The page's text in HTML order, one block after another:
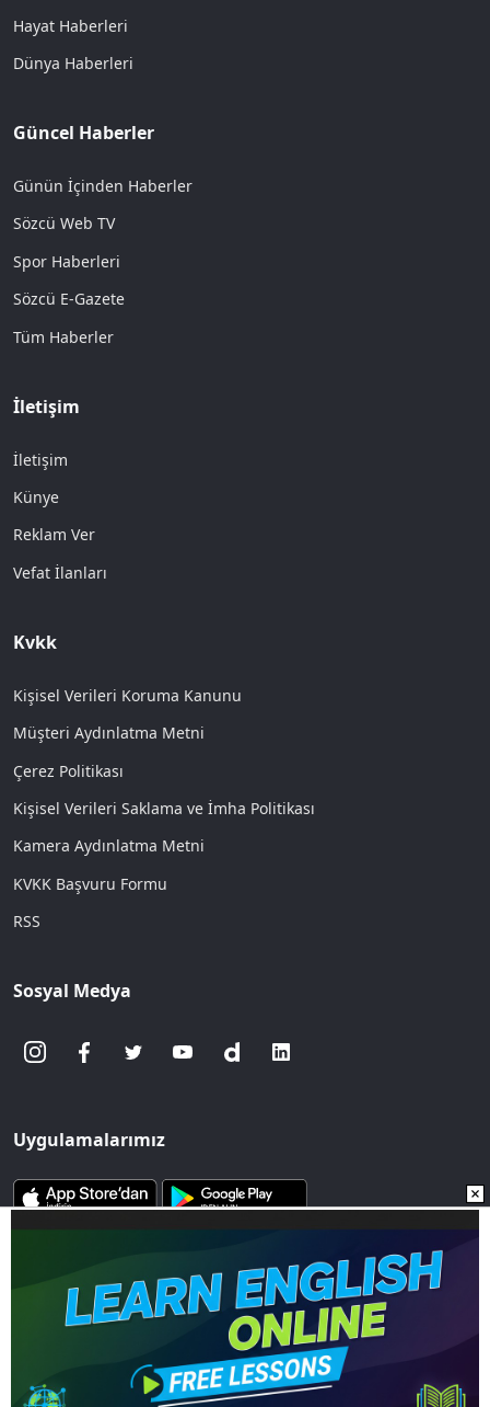
Hayat Haberleri
Dünya Haberleri
Güncel Haberler
Günün İçinden Haberler
Sözcü Web TV
Spor Haberleri
Sözcü E-Gazete
Tüm Haberler
İletişim
İletişim
Künye
Reklam Ver
Vefat İlanları
Kvkk
Kişisel Verileri Koruma Kanunu
Müşteri Aydınlatma Metni
Çerez Politikası
Kişisel Verileri Saklama ve İmha Politikası
Kamera Aydınlatma Metni
KVKK Başvuru Formu
RSS
Sosyal Medya
Uygulamalarımız
www.sozcu.com.tr internet sitesinde yayınlanan yazı, haber ve
fotoğrafların her türlü telif hakkı Mega Ajans ve Rek. Tic. A.Ş'ye
aittir. İzin alınmadan, kaynak gösterilerek dahi
Copyright © 2023 - Tüm hakları saklıdır. Mega Ajans ve Rek.
Tic. A.Ş.